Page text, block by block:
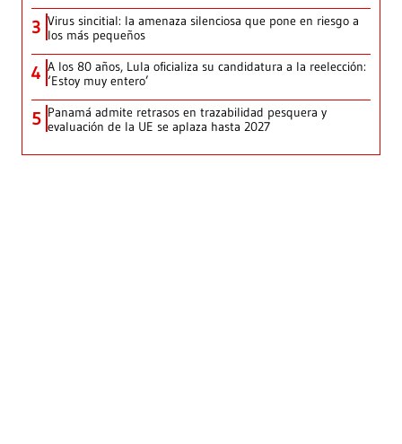
3 Virus sincitial: la amenaza silenciosa que pone en riesgo a
los más pequeños
4 A los 80 años, Lula oficializa su candidatura a la reelección:
‘Estoy muy entero’
5 Panamá admite retrasos en trazabilidad pesquera y
evaluación de la UE se aplaza hasta 2027